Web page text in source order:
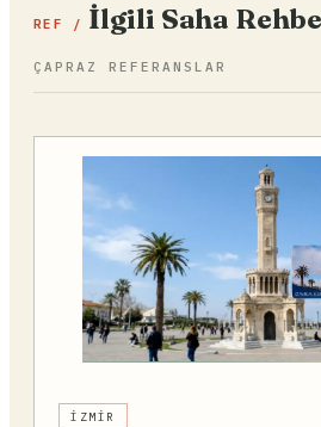
REF / İlgili Saha
ÇAPRAZ REFERANSLAR
İZMIR